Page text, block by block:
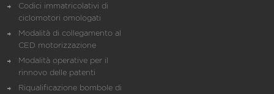
Codici immatricolativi di
ciclomotori omologati
Modalità di collegamento al
CED motorizzazione
Modalità operative per il
rinnovo delle patenti
Riqualificazione bombole di